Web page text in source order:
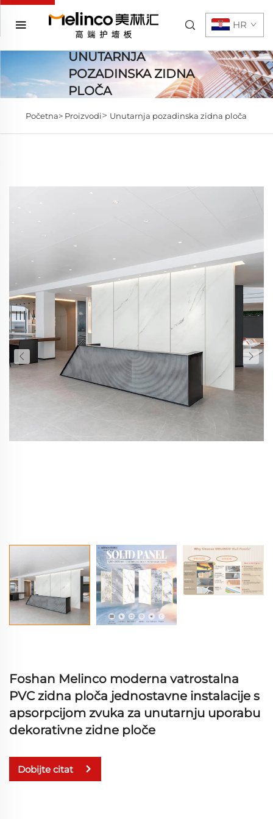
HR
UNUTARNJA
POZADINSKA ZIDNA
PLOČA
Početna> Proizvodi> Unutarnja pozadinska zidna ploča
Foshan Melinco moderna vatrostalna
PVC zidna ploča jednostavne instalacije s
apsorpcijom zvuka za unutarnju uporabu
dekorativne zidne ploče
Dobijte citat